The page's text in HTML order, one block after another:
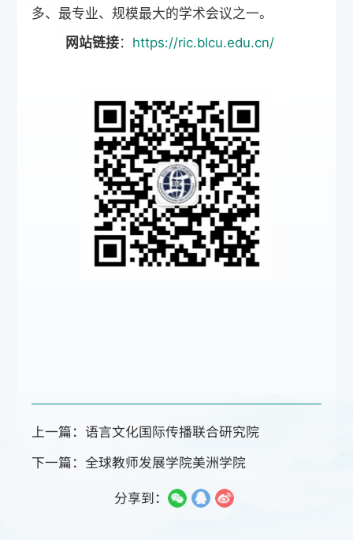
多、最专业、规模最大的学术会议之一。
网站链接： https://ric.blcu.edu.cn/
上一篇：语言文化国际传播联合研究院
下一篇：全球教师发展学院美洲学院
分享到：